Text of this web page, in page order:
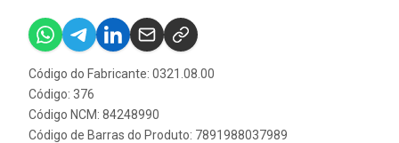
Código do Fabricante: 0321.08.00
Código: 376
Código NCM: 84248990
Código de Barras do Produto: 7891988037989